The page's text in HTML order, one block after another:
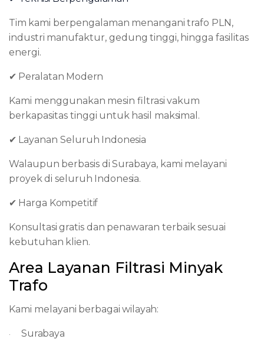
Tim kami berpengalaman menangani trafo PLN,
industri manufaktur, gedung tinggi, hingga fasilitas
energi.
✔ Peralatan Modern
Kami menggunakan mesin filtrasi vakum
berkapasitas tinggi untuk hasil maksimal.
✔ Layanan Seluruh Indonesia
Walaupun berbasis di Surabaya, kami melayani
proyek di seluruh Indonesia.
✔ Harga Kompetitif
Konsultasi gratis dan penawaran terbaik sesuai
kebutuhan klien.
Area Layanan Filtrasi Minyak
Trafo
Kami melayani berbagai wilayah:
· Surabaya